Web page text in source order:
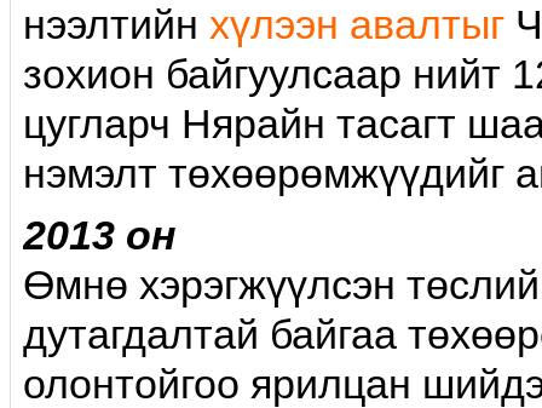
нээлтийн хүлээн авалтыг
зохион байгуулсаар нийт
цугларч Нярайн тасагт
нэмэлт төхөөрөмжүүдийг
2013 он
Өмнө хэрэгжүүлсэн
дутагдалтай байгаа
олонтойгоо ярилцан